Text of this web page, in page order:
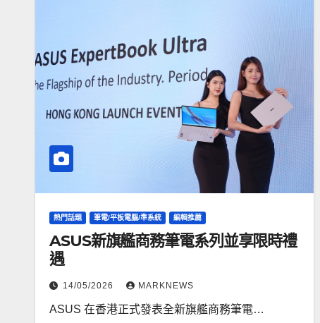
熱門話題 筆電/平板電腦/準系統 編輯推薦
ASUS新旗艦商務筆電系列並享限時禮
遇
14/05/2026 MARKNEWS
ASUS 在香港正式發表全新旗艦商務筆電…